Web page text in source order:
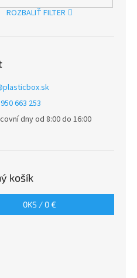
ROZBALIŤ FILTER
plasticbox.sk
663 253
dny od 8:00 do 16:00
košík
0KS / 0 €